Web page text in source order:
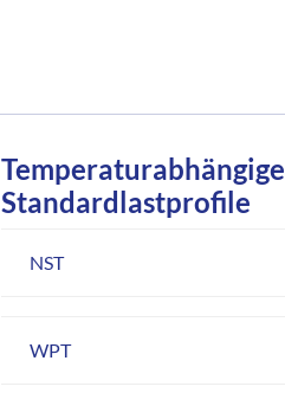
Temperaturabhängige
Standardlastprofile
NST
WPT